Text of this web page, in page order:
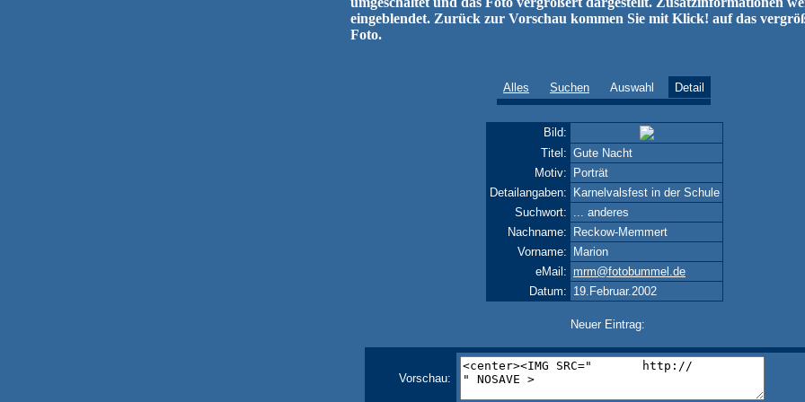
eingeblendet. Zurück zur Vorschau kommen Sie mit Klick! auf das
Foto.
Alles Suchen Auswahl Detail
Bild:
Titel: Gute Nacht
Motiv:
Porträt
Detailangaben:
Karnelvalsfest in der Schule
Suchwort: ... anderes
Nachname:
Reckow-Memmert
Vorname:
Marion
eMail: mrm@fotobummel.de
Datum: 19.Februar.2002
Neuer Eintrag:
Vorschau: